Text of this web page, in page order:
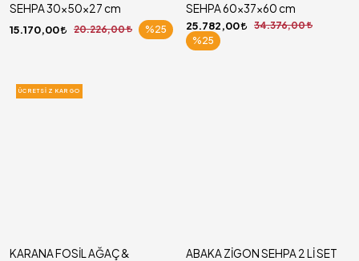
SEHPA 30x50x27 cm
15.170,00 20.226,00 %25
SEHPA 60x37x60 cm
25.782,00
34.376,00
%25
ÜCRETSIZ KARGO
KARANA FOSİL AĞAÇ &
ABAKA ZİGON SEHPA 2 Lİ SET